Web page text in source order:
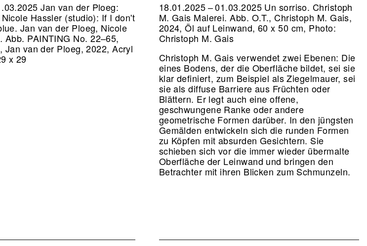
Jan van der Ploeg:
Hassler (studio): If I don't
Jan van der Ploeg, Nicole
Abb. PAINTING No. 22–65,
Jan van der Ploeg, 2022, Acryl
x 29
18.01.2025 – 01.03.2025 Un sorriso. Christoph
M. Gais Malerei.Abb. O.T., Christoph M. Gais,
2024, Öl auf Leinwand, 60 x 50 cm, Photo:
Christoph M. Gais
Christoph M. Gais verwendet zwei Ebenen: Die
eines Bodens, der die Oberfläche bildet, sei sie
klar definiert, zum Beispiel als Ziegelmauer, sei
sie als diffuse Barriere aus Früchten oder
Blättern. Er legt auch eine offene,
geschwungene Ranke oder andere
geometrische Formen darüber. In den jüngsten
Gemälden entwickeln sich die runden Formen
zu Köpfen mit absurden Gesichtern. Sie
schieben sich vor die immer wieder übermalte
Oberfläche der Leinwand und bringen den
Betrachter mit ihren Blicken zum Schmunzeln.